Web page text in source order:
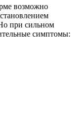
возможно
при сильном
симптомы: